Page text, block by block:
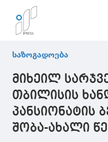
საზოგადოება
მიხეილ
თბილისის
პანსიონატის
შობა-ახალი